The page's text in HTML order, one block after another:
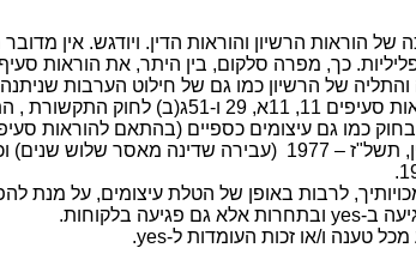
הוראות הרשיון והוראות הדין. ויודגש. אין מדובר
של הרשיון כמו גם של חילוט הערבות שניתנה
וזאת בהתאם להוראות סעיפים 14 ו-15 לו), את הוראות סעיפים 11, 11א, 29
ו-37א4א לחוק)), את הוראת סעיף 452 לחוק העונשין, תשל"ז – 1977 (עבירה שדינה מאסר
לרבות באופן של הטלת עיצומים, על מנת
ב-yes ובתחרות אלא גם פגיעה בלקוחות.
טענה ו/או זכות העומדות ל-yes
.